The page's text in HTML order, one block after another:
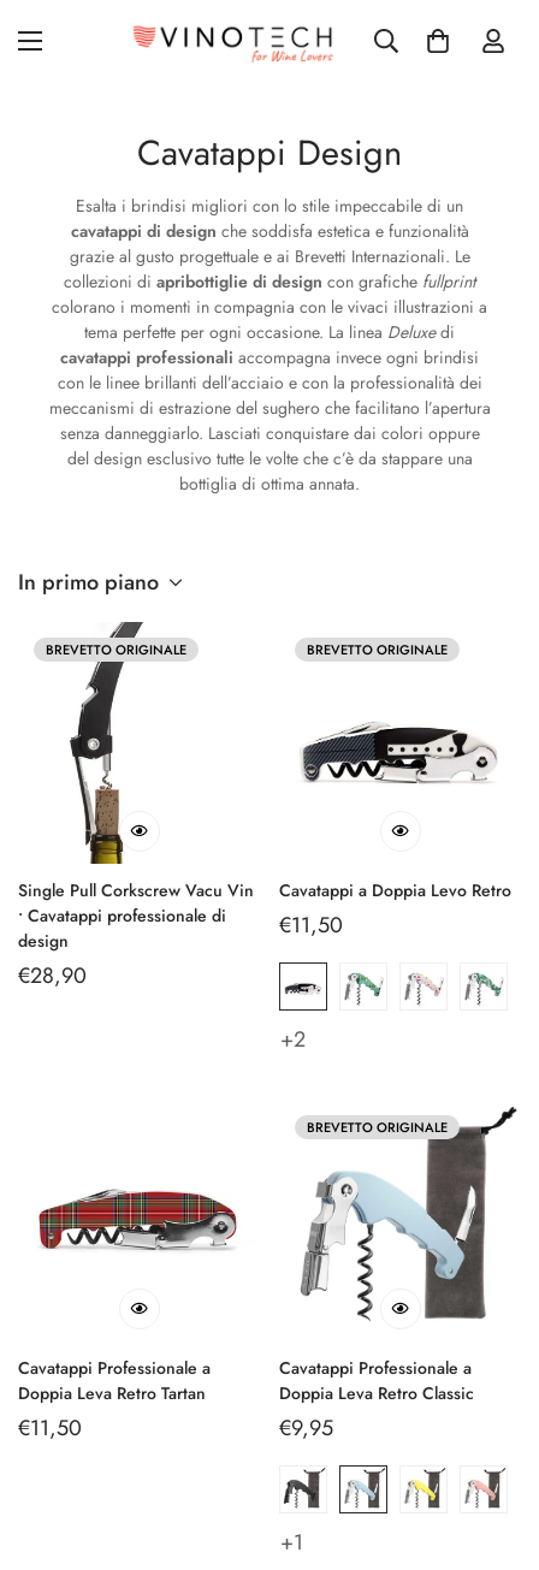
Cavatappi Design
Esalta i brindisi migliori con lo stile impeccabile di un
cavatappi di design che soddisfa estetica e funzionalità
grazie al gusto progettuale e ai Brevetti Internazionali. Le
collezioni di apribottiglie di design con grafiche fullprint
colorano i momenti in compagnia con le vivaci illustrazioni a
tema perfette per ogni occasione. La linea Deluxedi
cavatappi professionali accompagna invece ogni brindisi
con le linee brillanti dell’acciaio e con la professionalità dei
meccanismi di estrazione del sughero che facilitano l’apertura
senza danneggiarlo. Lasciati conquistare dai colori oppure
del design esclusivo tutte le volte che c’è da stappare una
bottiglia di ottima annata.
In primo piano
BREVETTO ORIGINALE
Single Pull Corkscrew Vacu Vin
• Cavatappi professionale di
design
Prezzo
€28,90
BREVETTO ORIGINALE
Cavatappi a Doppia Levo Retro
Prezzo
regolare
€11,50
+2
Cavatappi Professionale a
Doppia Leva Retro Tartan
Prezzo
€11,50
BREVETTO ORIGINALE
Cavatappi Professionale a
Doppia Leva Retro Classic
Prezzo
regolare
€9,95
+1